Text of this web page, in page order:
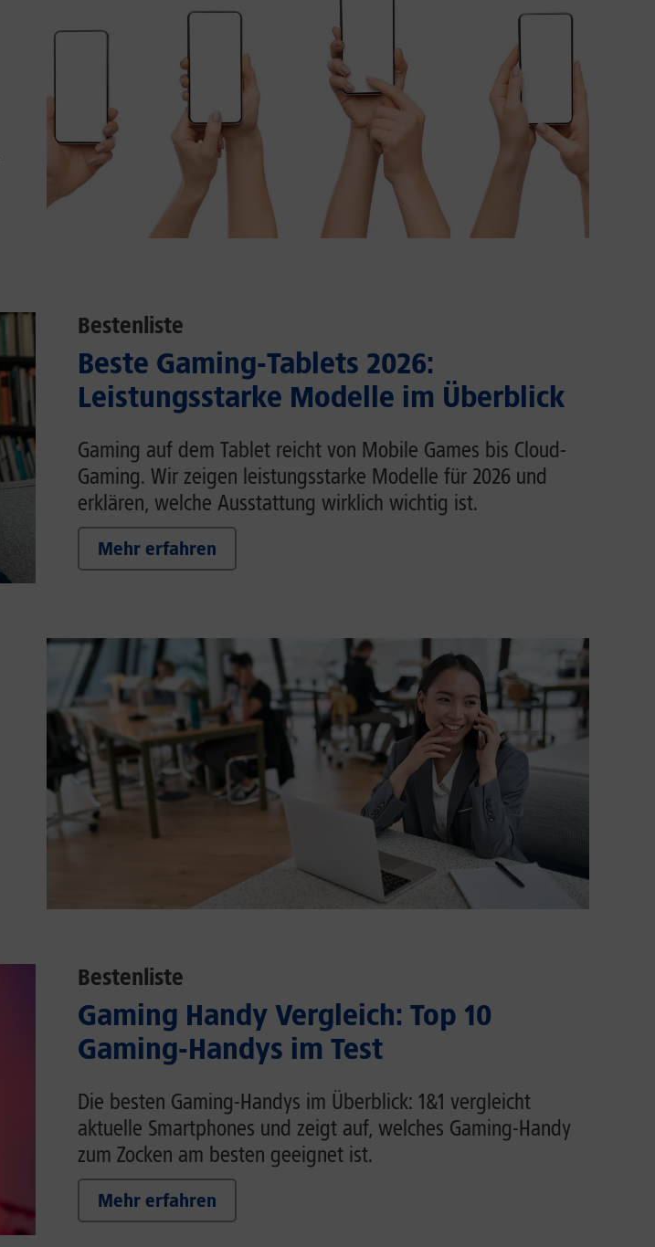
Bestenliste
Beste Gaming-Tablets 2026:
Leistungsstarke Modelle im Überblick
Gaming auf dem Tablet reicht von Mobile Games bis Cloud-
Gaming. Wir zeigen leistungsstarke Modelle für 2026 und
erklären, welche Ausstattung wirklich wichtig ist.
Mehr erfahren
Bestenliste
Gaming Handy Vergleich: Top 10
Gaming-Handys im Test
Die besten Gaming-Handys im Überblick: 1&1 vergleicht
aktuelle Smartphones und zeigt auf, welches Gaming-Handy
zum Zocken am besten geeignet ist.
Mehr erfahren